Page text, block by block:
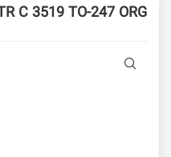
C 3519 TO-247 ORG